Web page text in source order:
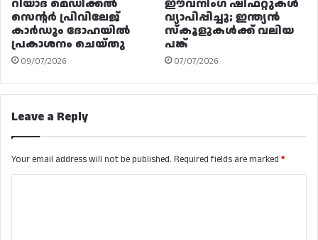
റിയാദ മെഡിക്കൽ
സെന്റർ പ്രിവിലേജ്
കാർഡും ദോഹയിൽ
പ്രകാശനം ചെയ്തു
09/07/2026
ഈവനിംഗ് ഷിഫ്റ്റുകൾ
വ്യാപിപ്പിച്ചു; ഇന്ത്യൻ
സ്കൂളുകൾക്ക് വലിയ
പങ്ക്
07/07/2026
Leave a Reply
Your email address will not be published. Required fields are marked *